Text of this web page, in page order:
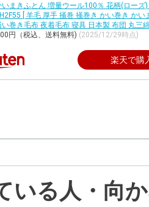
いまきふとん 増量ウール100％ 花柄(ローズ)
[ 羊毛 厚手 掻巻 掻巻き かい巻き かい
巻き毛布 夜着毛布 寝具 日本製 布団 丸三綿
円（税込、送料無料) (2025/12/29時点)
楽天で購
いる人・向